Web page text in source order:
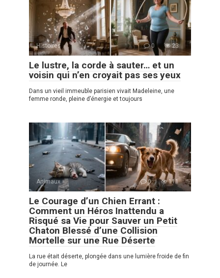
Histoires 0 23
Le lustre, la corde à sauter… et un
voisin qui n’en croyait pas ses yeux
Dans un vieil immeuble parisien vivait Madeleine, une
femme ronde, pleine d’énergie et toujours
Animaux 0 111
Le Courage d’un Chien Errant :
Comment un Héros Inattendu a
Risqué sa Vie pour Sauver un Petit
Chaton Blessé d’une Collision
Mortelle sur une Rue Déserte
La rue était déserte, plongée dans une lumière froide de fin
de journée. Le